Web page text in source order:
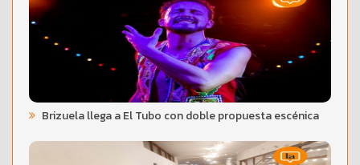
Brizuela llega a El Tubo con doble propuesta escénica